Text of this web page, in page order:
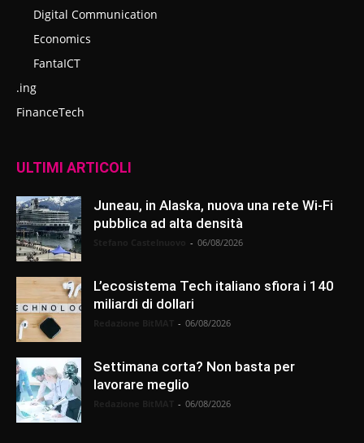
Digital Communication
Economics
FantaICT
.ing
FinanceTech
ULTIMI ARTICOLI
Juneau, in Alaska, nuova una rete Wi-Fi
pubblica ad alta densità
- 06/08/2026
L’ecosistema Tech italiano sfiora i 140
miliardi di dollari
- 06/08/2026
Settimana corta? Non basta per
lavorare meglio
- 06/08/2026